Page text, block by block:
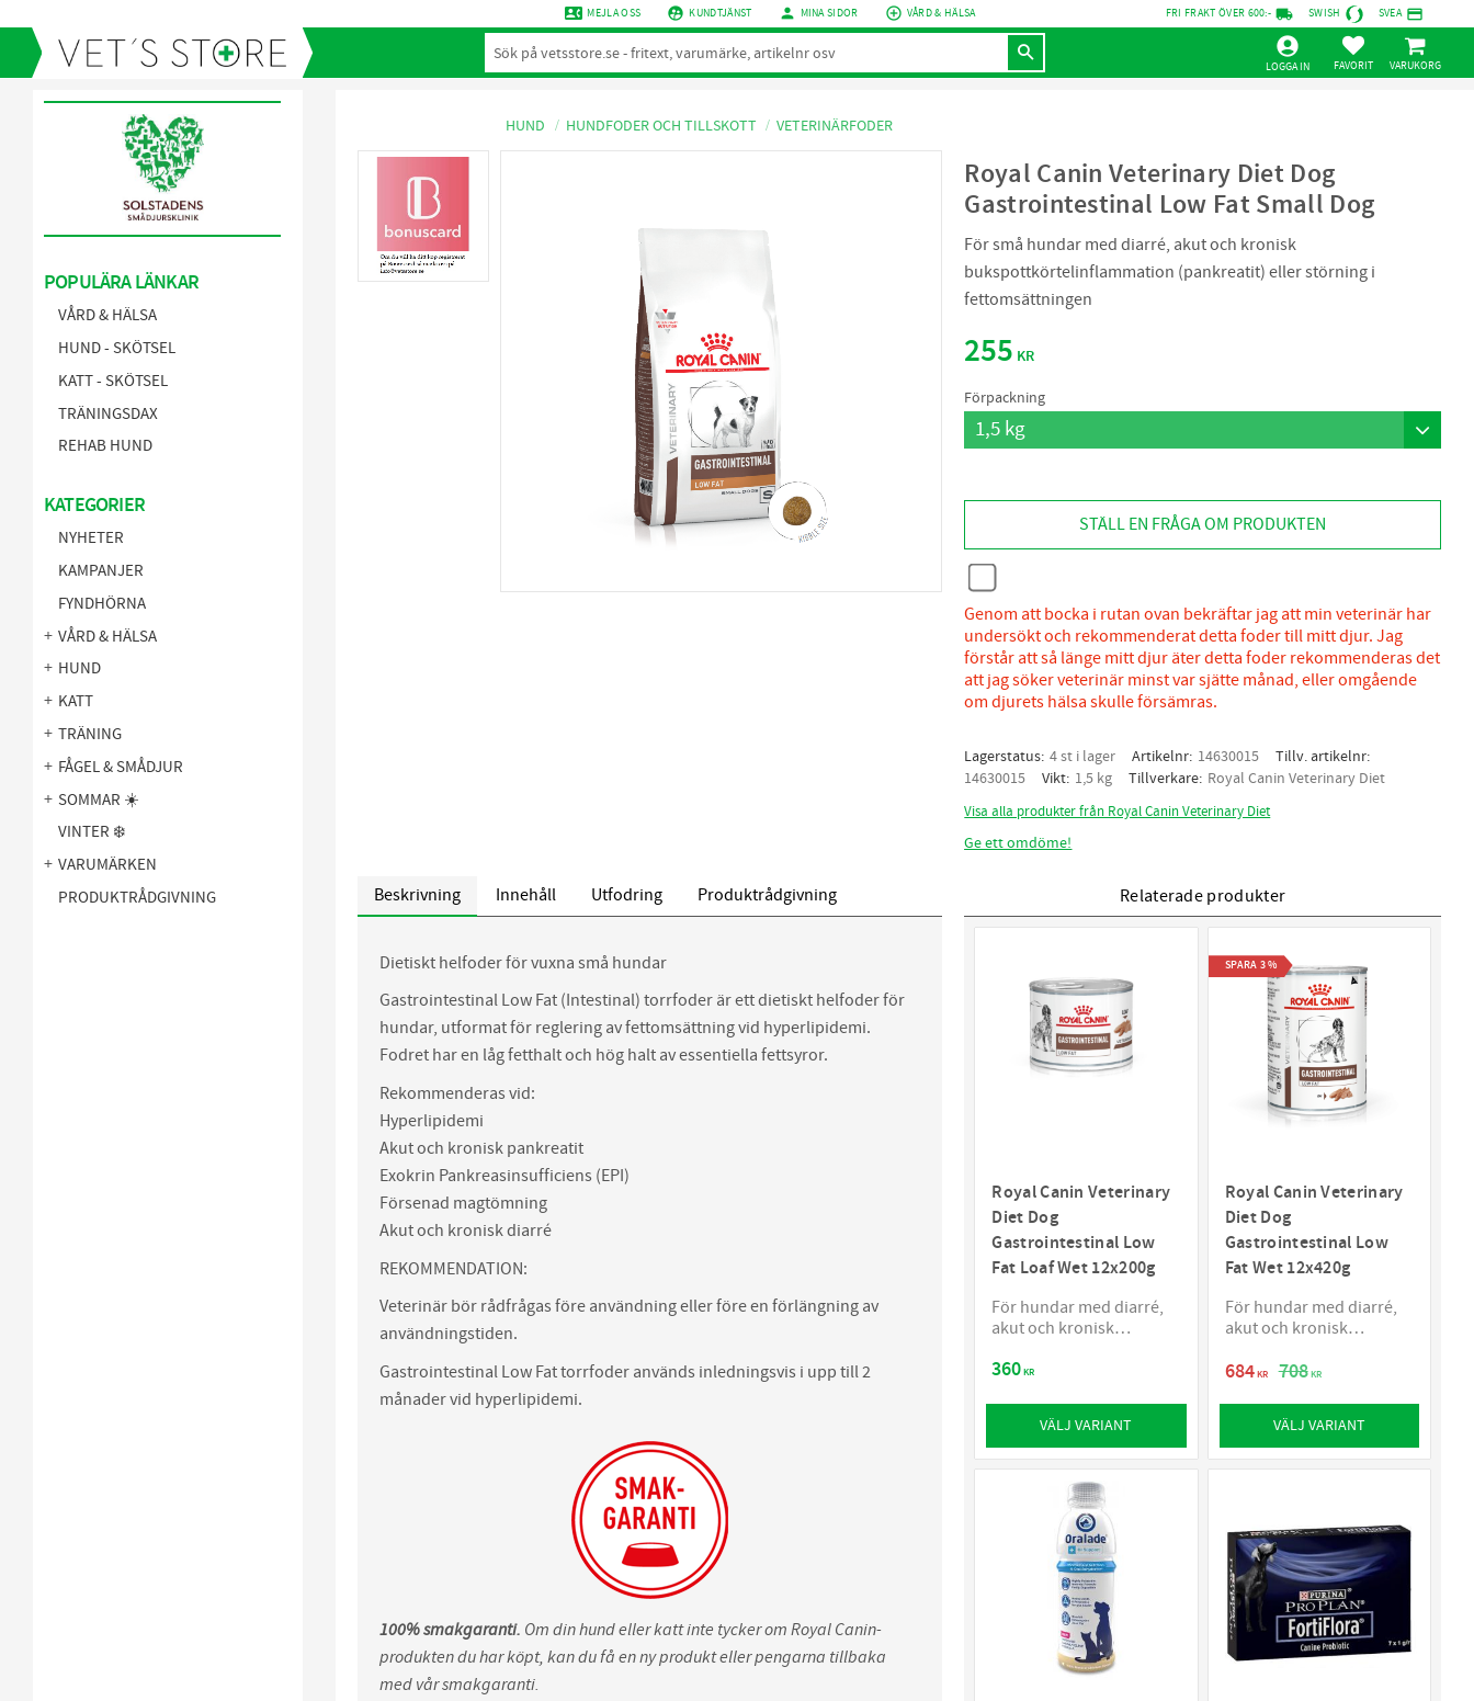
contact_phone MEJLA OSS supervised_user_circle KUNDTJÄNST person MINA SIDOR add_circle_outline VÅRD & HÄLSA FRI FRAKT ÖVER 600:- local_shipping SWISH SVEA credit_card
LOGGA IN FAVORITER
KUNDVAGN
HUND HUNDFODER OCH TILLSKOTT VETERINÄRFODER
Royal Canin Veterinary Diet Dog
Gastrointestinal Low Fat Small Dog
För små hundar med diarré, akut och kronisk
bukspottkörtelinflammation (pankreatit) eller störning i
fettomsättningen
255 KR
Förpackning
STÄLL EN FRÅGA OM PRODUKTEN
Genom att bocka i rutan ovan bekräftar jag att min veterinär har
undersökt och rekommenderat detta foder till mitt djur. Jag
förstår att så länge mitt djur äter detta foder rekommenderas det
att jag söker veterinär minst var sjätte månad, eller omgående
om djurets hälsa skulle försämras.
Lagerstatus 4 st i lager Artikelnr 14630015
Tillv. artikelnr
14630015
Vikt 1,5 kg Tillverkare Royal Canin Veterinary Diet
Visa alla produkter från Royal Canin Veterinary Diet
Ge ett omdöme!
Beskrivning Innehåll Utfodring Produktrådgivning
Dietiskt helfoder för vuxna små hundar
Gastrointestinal Low Fat (Intestinal) torrfoder är ett dietiskt helfoder för
hundar, utformat för reglering av fettomsättning vid hyperlipidemi.
Fodret har en låg fetthalt och hög halt av essentiella fettsyror.
Rekommenderas vid:
Hyperlipidemi
Akut och kronisk pankreatit
Exokrin Pankreasinsufficiens (EPI)
Försenad magtömning
Akut och kronisk diarré
REKOMMENDATION:
Veterinär bör rådfrågas före användning eller före en förlängning av
användningstiden.
Gastrointestinal Low Fat torrfoder används inledningsvis i upp till 2
månader vid hyperlipidemi.
100% smakgaranti. Om din hund eller katt inte tycker om Royal Canin-
produkten du har köpt, kan du få en ny produkt eller pengarna tillbaka
med vår smakgaranti.
Relaterade produkter
Royal Canin Veterinary
Diet Dog
Gastrointestinal Low
Fat Loaf Wet 12x200g
För hundar med diarré,
akut och kronisk
ion (pankreatit) eller
fettomsättningen
360KR
VÄLJ VARIANT
Royal Canin Veterinary
Diet Dog
Gastrointestinal Low
Fat Wet 12x420g
För hundar med diarré,
akut och kronisk
ion (pankreatit) eller
fettomsättningen
684KR 708KR
SPARA 3%
VÄLJ VARIANT
POPULÄRA LÄNKAR
VÅRD & HÄLSA
HUND - SKÖTSEL
KATT - SKÖTSEL
TRÄNINGSDAX
REHAB HUND
KATEGORIER
NYHETER
KAMPANJER
FYNDHÖRNA
VÅRD & HÄLSA
HUND
KATT
TRÄNING
FÅGEL & SMÅDJUR
SOMMAR ☀️
VINTER ❄️
VARUMÄRKEN
PRODUKTRÅDGIVNING